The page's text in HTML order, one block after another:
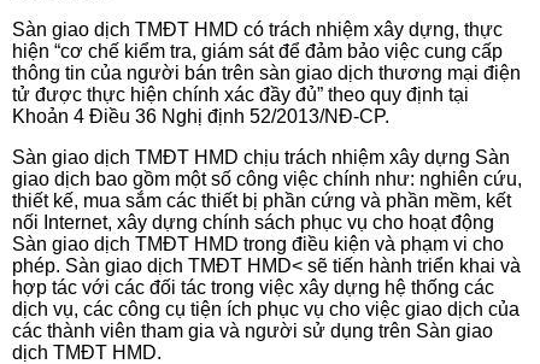
Sàn giao dịch TMĐT HMD có trách nhiệm xây dựng, thực
hiện “cơ chế kiểm tra, giám sát để đảm bảo việc cung cấp
thông tin của người bán trên sàn giao dịch thương mại điện
tử được thực hiện chính xác đầy đủ” theo quy định tại
Khoản 4 Điều 36 Nghị định 52/2013/NĐ-CP.
Sàn giao dịch TMĐT HMD chịu trách nhiệm xây dựng Sàn
giao dịch bao gồm một số công việc chính như: nghiên cứu,
thiết kế, mua sắm các thiết bị phần cứng và phần mềm, kết
nối Internet, xây dựng chính sách phục vụ cho hoạt động
Sàn giao dịch TMĐT HMD trong điều kiện và phạm vi cho
phép. Sàn giao dịch TMĐT HMD< sẽ tiến hành triển khai và
hợp tác với các đối tác trong việc xây dựng hệ thống các
dịch vụ, các công cụ tiện ích phục vụ cho việc giao dịch của
các thành viên tham gia và người sử dụng trên Sàn giao
dịch TMĐT HMD.